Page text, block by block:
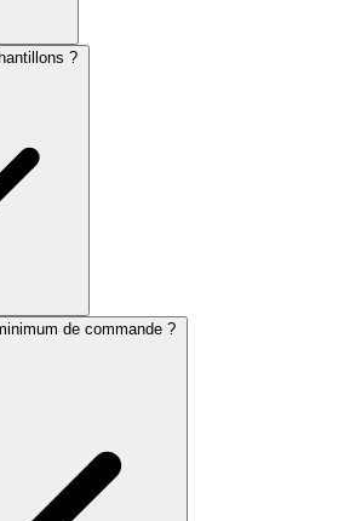
?
de commande ?